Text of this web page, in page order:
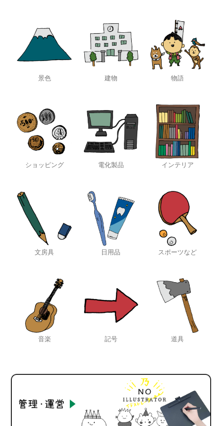
景色 建物 物語
ショッピング 電化製品 インテリア
文房具 日用品 スポーツなど
音楽 記号 道具